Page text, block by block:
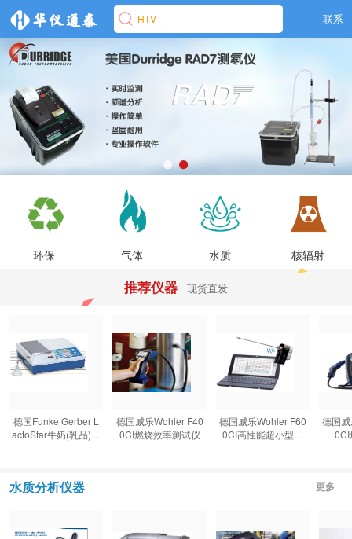
HTV 联系
环保 气体 水质 核辐射
推荐仪器 现货直发
德国Funke Gerber L
actoStar牛奶(乳品)成
德国威乐Wohler F40
0CI燃烧效率测试仪
德国威乐Wohler F60
0CI高性能超小型烟
德国
水质分析仪器 更多